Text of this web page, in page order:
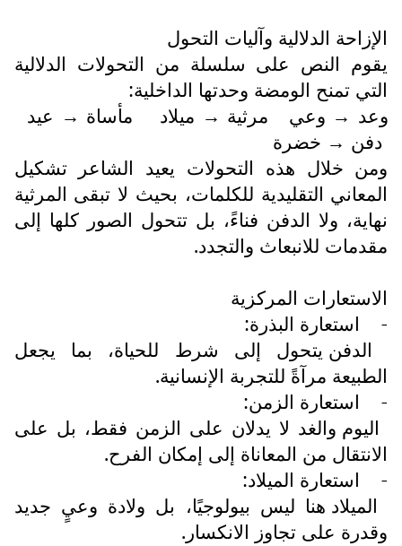
الإزاحة الدلالية وآليات التحول
يقوم النص على سلسلة من التحولات الدلالية
التي تمنح الومضة وحدتها الداخلية:
وعد → وعي مرثية → ميلاد مأساة → عيد
دفن → خضرة
ومن خلال هذه التحولات يعيد الشاعر تشكيل
المعاني التقليدية للكلمات، بحيث لا تبقى المرثية
نهاية، ولا الدفن فناءً، بل تتحول الصور كلها إلى
مقدمات للانبعاث والتجدد.
الاستعارات المركزية
-
استعارة البذرة:
الدفن يتحول إلى شرط للحياة، بما يجعل
الطبيعة مرآةً للتجربة الإنسانية.
-
استعارة الزمن:
اليوم والغد لا يدلان على الزمن فقط، بل على
الانتقال من المعاناة إلى إمكان الفرح.
-
استعارة الميلاد:
الميلاد هنا ليس بيولوجيًا، بل ولادة وعيٍ جديد
وقدرة على تجاوز الانكسار.